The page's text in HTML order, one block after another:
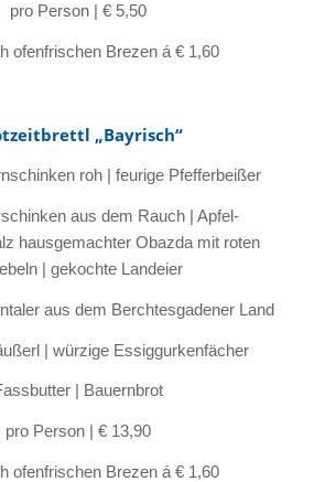
pro Person | € 5,50
ofenfrischen Brezen á € 1,60
„Bayrisch“
roh | feurige Pfefferbeißer
aus dem Rauch | Apfel-
hausgemachter Obazda mit roten
| gekochte Landeier
aus dem Berchtesgadener Land
| würzige Essiggurkenfächer
| Bauernbrot
pro Person | € 13,90
ofenfrischen Brezen á € 1,60